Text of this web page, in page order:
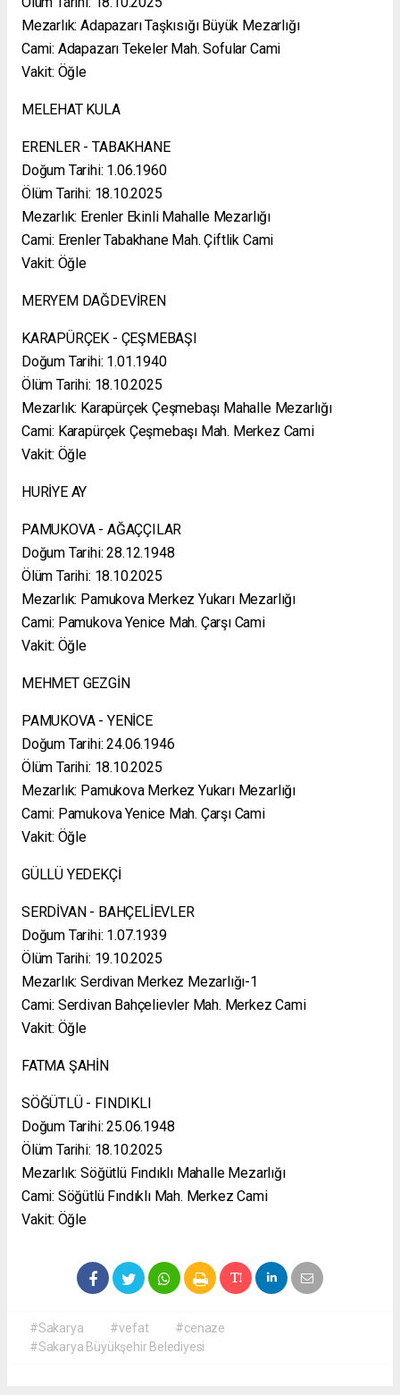
Mezarlık: Adapazarı Taşkısığı Büyük Mezarlığı
Cami: Adapazarı Tekeler Mah. Sofular Cami
Vakit: Öğle
MELEHAT KULA
ERENLER - TABAKHANE
Doğum Tarihi: 1.06.1960
Ölüm Tarihi: 18.10.2025
Mezarlık: Erenler Ekinli Mahalle Mezarlığı
Cami: Erenler Tabakhane Mah. Çiftlik Cami
Vakit: Öğle
MERYEM DAĞDEVİREN
KARAPÜRÇEK - ÇEŞMEBAŞI
Doğum Tarihi: 1.01.1940
Ölüm Tarihi: 18.10.2025
Mezarlık: Karapürçek Çeşmebaşı Mahalle Mezarlığı
Cami: Karapürçek Çeşmebaşı Mah. Merkez Cami
Vakit: Öğle
HURİYE AY
PAMUKOVA - AĞAÇÇILAR
Doğum Tarihi: 28.12.1948
Ölüm Tarihi: 18.10.2025
Mezarlık: Pamukova Merkez Yukarı Mezarlığı
Cami: Pamukova Yenice Mah. Çarşı Cami
Vakit: Öğle
MEHMET GEZGİN
PAMUKOVA - YENİCE
Doğum Tarihi: 24.06.1946
Ölüm Tarihi: 18.10.2025
Mezarlık: Pamukova Merkez Yukarı Mezarlığı
Cami: Pamukova Yenice Mah. Çarşı Cami
Vakit: Öğle
GÜLLÜ YEDEKÇİ
SERDİVAN - BAHÇELİEVLER
Doğum Tarihi: 1.07.1939
Ölüm Tarihi: 19.10.2025
Mezarlık: Serdivan Merkez Mezarlığı-1
Cami: Serdivan Bahçelievler Mah. Merkez Cami
Vakit: Öğle
FATMA ŞAHİN
SÖĞÜTLÜ - FINDIKLI
Doğum Tarihi: 25.06.1948
Ölüm Tarihi: 18.10.2025
Mezarlık: Söğütlü Fındıklı Mahalle Mezarlığı
Cami: Söğütlü Fındıklı Mah. Merkez Cami
Vakit: Öğle
#Sakarya #vefat
#cenaze
#Sakarya Büyükşehir Belediyesi